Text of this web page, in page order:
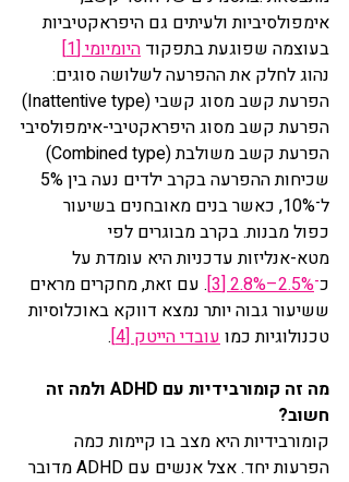
אימפולסיביות ולעיתים גם היפראקטיביות
בעוצמה שפוגעת בתפקוד היומיומי [1]
נהוג לחלק את ההפרעה לשלושה סוגים:
הפרעת קשב מסוג קשבי (Inattentive type)
הפרעת קשב מסוג היפראקטיבי-אימפולסיבי
הפרעת קשב משולבת (Combined type)
ל־10%, כאשר בנים מאובחנים בשיעור
כפול מבנות. בקרב מבוגרים לפי
מטא-אנליזות עדכניות היא עומדת על
כ־2.5%–2.8% [3]
. עם זאת, מחקרים מראים
ששיעור גבוה יותר נמצא דווקא באוכלוסיות
טכנולוגיות כמו עובדי הייטק [4] .
מה זה קומורבידיות עם ADHD ולמה זה
חשוב?
קומורבידיות היא מצב בו קיימות כמה
הפרעות יחד. אצל אנשים עם ADHD מדובר